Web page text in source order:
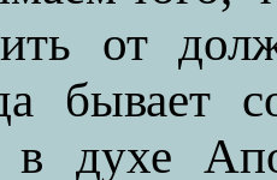
от
бывает
в духе